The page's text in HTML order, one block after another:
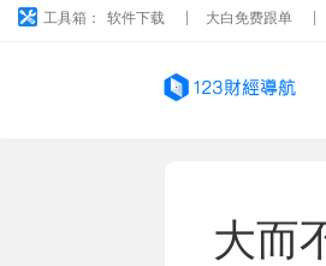
工具箱： 软件下载 大白免费跟单
大而